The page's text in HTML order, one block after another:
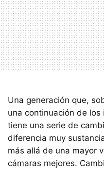
Una generación que,
una continuación de los
tiene una serie de
diferencia muy
más allá de una mayor
cámaras mejores.